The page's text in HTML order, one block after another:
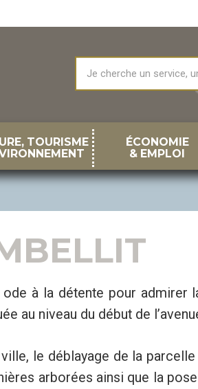
TOURISME
ÉCONOMIE
& EMPLOI
à la détente pour admirer
au niveau du début de
le déblayage de la parcelle
arborées ainsi que la pose